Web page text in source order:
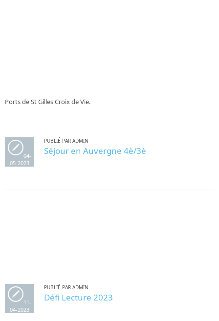
Ports de St Gilles Croix de Vie.
04-
05-2023
PUBLIÉ PAR ADMIN
Séjour en Auvergne 4è/3è
11-
04-2023
PUBLIÉ PAR ADMIN
Défi Lecture 2023